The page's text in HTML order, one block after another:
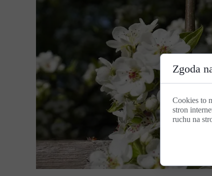
Zgoda
Cookies to
stron
ruchu na